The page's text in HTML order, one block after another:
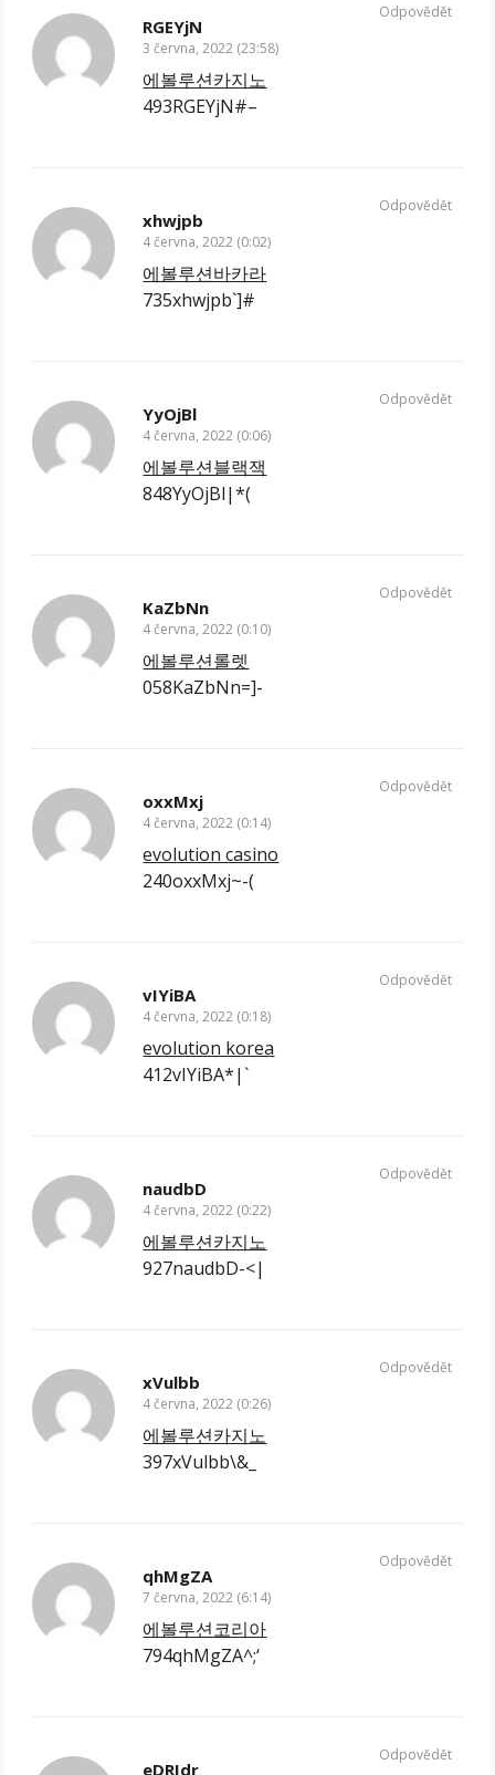
RGEYjN
3 června, 2022 (23:58)
에볼루션카지노
493RGEYjN#–
Odpovědět
xhwjpb
4 června, 2022 (0:02)
에볼루션바카라
735xhwjpb`]#
Odpovědět
YyOjBl
4 června, 2022 (0:06)
에볼루션블랙잭
848YyOjBl|*(
Odpovědět
KaZbNn
4 června, 2022 (0:10)
에볼루션롤렛
058KaZbNn=]-
Odpovědět
oxxMxj
4 června, 2022 (0:14)
evolution casino
240oxxMxj~-(
Odpovědět
vIYiBA
4 června, 2022 (0:18)
evolution korea
412vIYiBA*|`
Odpovědět
naudbD
4 června, 2022 (0:22)
에볼루션카지노
927naudbD-<|
Odpovědět
xVulbb
4 června, 2022 (0:26)
에볼루션카지노
397xVulbb\&_
Odpovědět
qhMgZA
7 června, 2022 (6:14)
에볼루션코리아
794qhMgZA^;‘
Odpovědět
eDRIdr
Odpovědět